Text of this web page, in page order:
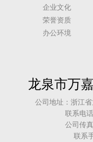
企业文化
荣誉资质
办公环境
龙泉市万
公司地址：浙江
联系电
公司传
联系